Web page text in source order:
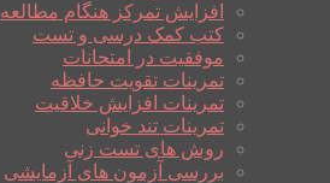
افزایش تمرکز هنگام مطالعه
کتب کمک درسی و تست
موفقیت در امتحانات
تمرینات تقویت حافظه
تمرینات افزایش خلاقیت
تمرینات تند خوانی
روش های تست زنی
بررسی آزمون های آزمایشی